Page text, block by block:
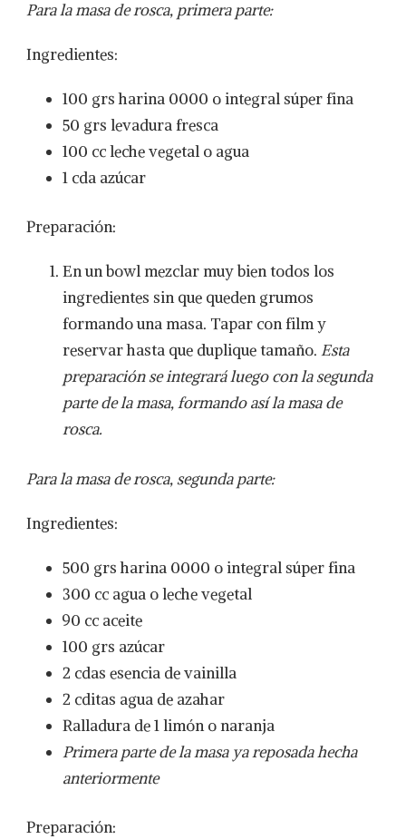
Para la masa de rosca, primera parte:
Ingredientes:
100 grs harina 0000 o integral súper fina
50 grs levadura fresca
100 cc leche vegetal o agua
1 cda azúcar
Preparación:
En un bowl mezclar muy bien todos los
ingredientes sin que queden grumos
formando una masa. Tapar con film y
reservar hasta que duplique tamaño. Esta
preparación se integrará luego con la segunda
parte de la masa, formando así la masa de
rosca.
Para la masa de rosca, segunda parte:
Ingredientes:
500 grs harina 0000 o integral súper fina
300 cc agua o leche vegetal
90 cc aceite
100 grs azúcar
2 cdas esencia de vainilla
2 cditas agua de azahar
Ralladura de 1 limón o naranja
Primera parte de la masa ya reposada hecha
anteriormente
Preparación: